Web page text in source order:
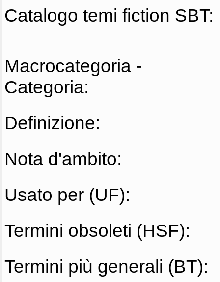
Catalogo temi fiction SBT:
Macrocategoria -
Categoria:
Definizione:
Nota d'ambito:
Usato per (UF):
Termini obsoleti (HSF):
Termini più generali (BT):